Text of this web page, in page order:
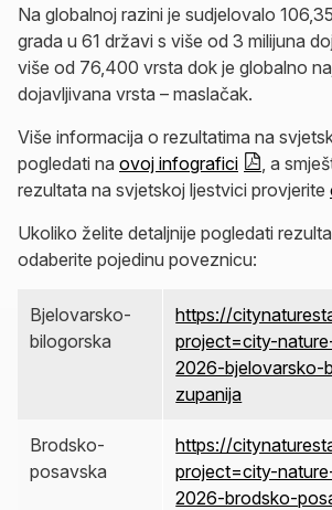
Na globalnoj razini je sudjelovalo
grada u 61 državi s više od 3 milijuna
više od 76,400 vrsta dok je globalno
dojavljivana vrsta – maslačak.
Više informacija o rezultatima na
pogledati na ovoj infografici
, a
rezultata na svjetskoj ljestvici provjerite
Ukoliko želite detaljnije pogledati
odaberite pojedinu poveznicu:
Bjelovarsko-
bilogorska
https://
project=city-
2026-bjelovarsko-
zupanija
Brodsko-
posavska
https://
project=city-
2026-brodsko-